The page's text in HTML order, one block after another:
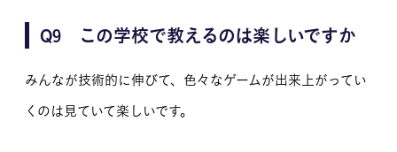
企業のみなさま
資料請求
Q9 この学校で教えるのは楽しいですか
みんなが技術的に伸びて、色々なゲームが出来上がってい
くのは見ていて楽しいです。